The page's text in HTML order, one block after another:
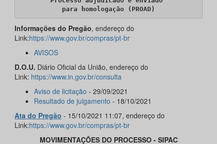
para homologação (PROAD)
Informações do Pregão, endereço do
Link:https://www.gov.br/compras/pt-br
AVISOS
D.O.U. Diário Oficial da União, endereço do
Link: https://www.in.gov.br/consulta
Aviso de licitação - 29/09/2021
Resultado de julgamento - 18/10/2021
Ata do Pregão - 15/10/2021 11:07, endereço do
Link:https://www.gov.br/compras/pt-br
MOVIMENTAÇÕES DO PROCESSO - SIPAC